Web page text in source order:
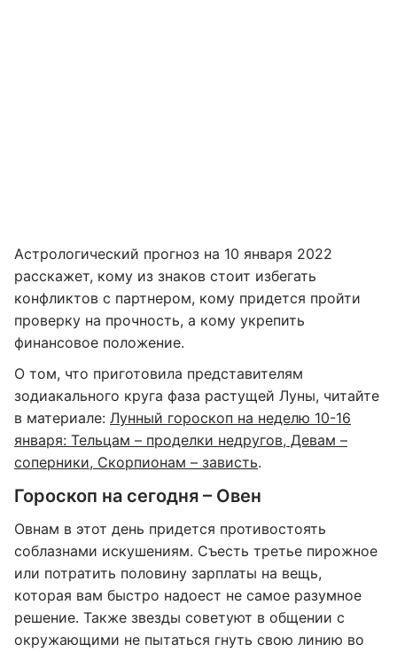
Астрологический прогноз на 10 января 2022
расскажет, кому из знаков стоит избегать
конфликтов с партнером, кому придется пройти
проверку на прочность, а кому укрепить
финансовое положение.
О том, что приготовила представителям
зодиакального круга фаза растущей Луны, читайте
в материале: Лунный гороскоп на неделю 10-16
января: Тельцам – проделки недругов, Девам –
соперники, Скорпионам – зависть.
Гороскоп на сегодня – Овен
Овнам в этот день придется противостоять
соблазнами искушениям. Съесть третье пирожное
или потратить половину зарплаты на вещь,
которая вам быстро надоест не самое разумное
решение. Также звезды советуют в общении с
окружающими не пытаться гнуть свою линию во